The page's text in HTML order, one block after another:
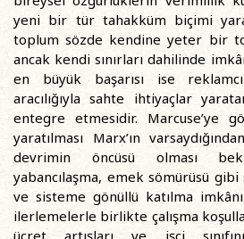
yeni bir tür tahakküm biçimi
toplum sözde kendine yeter bir
ancak kendi sınırları dahilinde
en büyük başarısı ise
aracılığıyla sahte ihtiyaçlar
entegre etmesidir. Marcuse’ye
yaratılması Marx’ın
devrimin öncüsü olması
yabancılaşma, emek sömürüsü
ve sisteme gönüllü katılma imkânı
ilerlemelerle birlikte çalışma
ücret artışları ve işçi